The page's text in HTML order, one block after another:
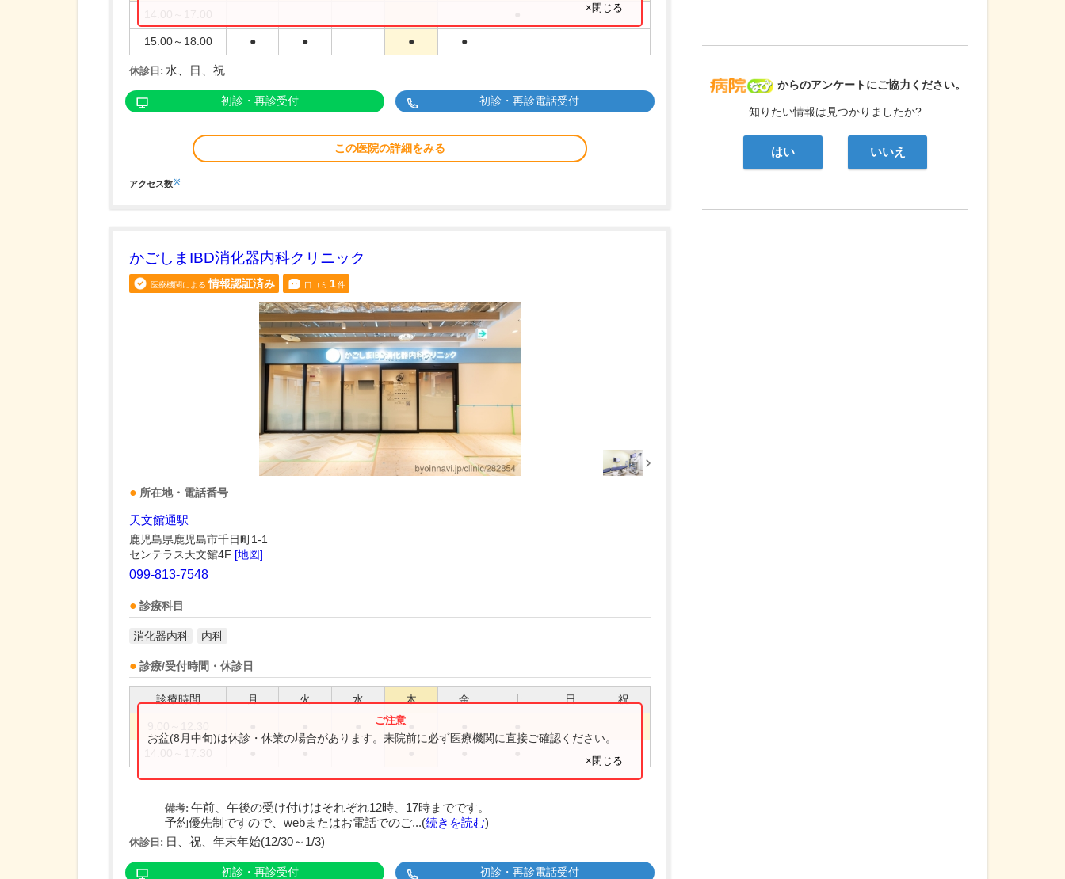
15:00～18:00 ● ● ● ●
×閉じる
休診日: 水、日、祝
初診・再診受付 初診・再診電話受付
この医院の詳細をみる
アクセス数※
かごしまIBD消化器内科クリニック
医療機関による 情報認証済み 口コミ 1件
所在地・電話番号
天文館通駅
鹿児島県鹿児島市千日町1-1
センテラス天文館4F [地図]
099-813-7548
診療科目
消化器内科 内科
診療/受付時間・休診日
診療時間 月 火 水 木 金 土 日 祝
お盆(8月中旬)は休診・休業の場合があります。来院前に必ず医療機関に直接ご確認ください。
×閉じる
備考: 午前、午後の受け付けはそれぞれ12時、17時までです。
予約優先制ですので、webまたはお電話でのご...(続きを読む)
休診日: 日、祝、年末年始(12/30～1/3)
初診・再診受付 初診・再診電話受付
病院なび
からのアンケートにご協力ください。
知りたい情報は見つかりましたか?
はい いいえ